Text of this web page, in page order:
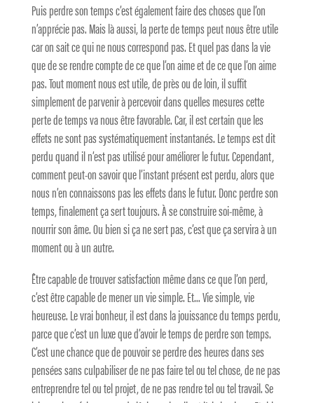
Puis perdre son temps c’est également faire des choses que l’on
n’apprécie pas. Mais là aussi, la perte de temps peut nous être utile
car on sait ce qui ne nous correspond pas. Et quel pas dans la vie
que de se rendre compte de ce que l’on aime et de ce que l’on aime
pas. Tout moment nous est utile, de près ou de loin, il suffit
simplement de parvenir à percevoir dans quelles mesures cette
perte de temps va nous être favorable. Car, il est certain que les
effets ne sont pas systématiquement instantanés. Le temps est dit
perdu quand il n’est pas utilisé pour améliorer le futur. Cependant,
comment peut-on savoir que l’instant présent est perdu, alors que
nous n’en connaissons pas les effets dans le futur. Donc perdre son
temps, finalement ça sert toujours. À se construire soi-même, à
nourrir son âme. Ou bien si ça ne sert pas, c’est que ça servira à un
moment ou à un autre.
Être capable de trouver satisfaction même dans ce que l’on perd,
c’est être capable de mener un vie simple. Et… Vie simple, vie
heureuse. Le vrai bonheur, il est dans la jouissance du temps perdu,
parce que c’est un luxe que d’avoir le temps de perdre son temps.
C’est une chance que de pouvoir se perdre des heures dans ses
pensées sans culpabiliser de ne pas faire tel ou tel chose, de ne pas
entreprendre tel ou tel projet, de ne pas rendre tel ou tel travail. Se